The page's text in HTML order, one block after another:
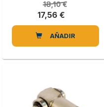
18,10 €
17,56 €
AÑADIR